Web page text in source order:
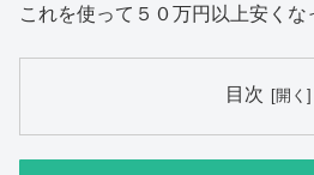
これを使って５０万円以上安くな
目次